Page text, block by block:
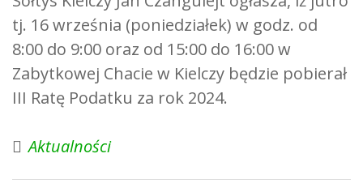
tj. 16 września (poniedziałek) w godz. od
8:00 do 9:00 oraz od 15:00 do 16:00 w
Zabytkowej Chacie w Kielczy będzie pobierał
III Ratę Podatku za rok 2024.
Aktualności